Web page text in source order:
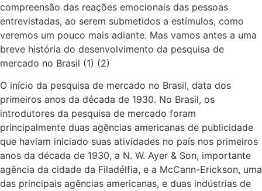
compreensão das reações emocionais das pessoas
entrevistadas, ao serem submetidos a estímulos, como
veremos um pouco mais adiante. Mas vamos antes a uma
breve história do desenvolvimento da pesquisa de
mercado no Brasil (1) (2)
O início da pesquisa de mercado no Brasil, data dos
primeiros anos da década de 1930. No Brasil, os
introdutores da pesquisa de mercado foram
principalmente duas agências americanas de publicidade
que haviam iniciado suas atividades no país nos primeiros
anos da década de 1930, a N. W. Ayer & Son, importante
agência da cidade da Filadélfia, e a McCann-Erickson, uma
das principais agências americanas, e duas indústrias de